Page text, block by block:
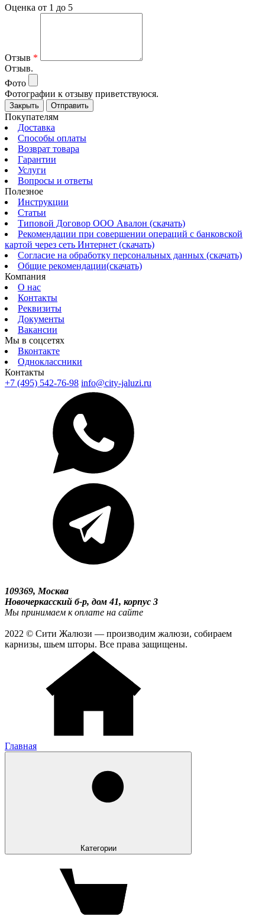
Оценка от 1 до 5
Отзыв *
Отзыв.
Фото
Фотографии к отзыву приветствуюся.
Закрыть Отправить
Покупателям
Доставка
Способы оплаты
Возврат товара
Гарантии
Услуги
Вопросы и ответы
Полезное
Инструкции
Статьи
Типовой Договор ООО Авалон (скачать)
Рекомендации при совершении операций с банковской
картой через сеть Интернет (скачать)
Согласие на обработку персональных данных (скачать)
Общие рекомендации(скачать)
Компания
О нас
Контакты
Реквизиты
Документы
Вакансии
Мы в соцсетях
Вконтакте
Одноклассники
Контакты
+7 (495) 542-76-98 info@city-jaluzi.ru
109369, Москва
Новочеркасский б-р, дом 41, корпус 3
Мы принимаем к оплате на сайте
2022 © Сити Жалюзи — производим жалюзи, собираем
карнизы, шьем шторы. Все права защищены.
Главная
Категории